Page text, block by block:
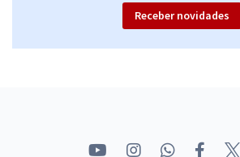
Receber novidades